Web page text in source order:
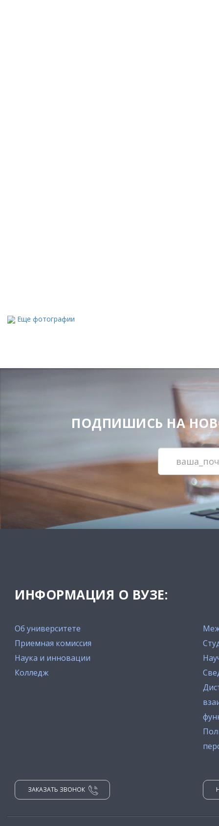
Еще фотографии
ПОДПИШИСЬ НА
ИНФОРМАЦИЯ О ВУЗЕ:
Об университете
Приемная комиссия
Наука и инновации
Колледж
ЗАКАЗАТЬ ЗВОНОК